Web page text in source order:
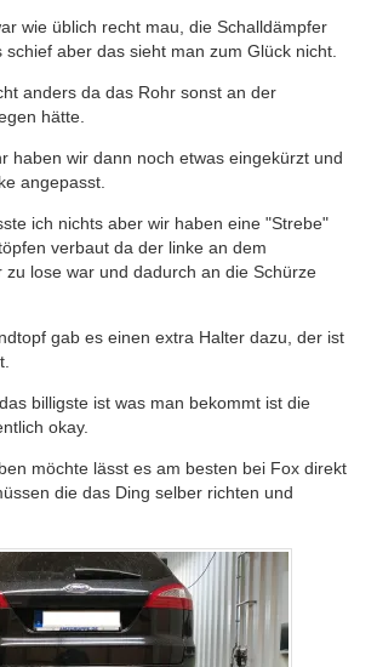
wie üblich recht mau, die Schalldämpfer
schief aber das sieht man zum Glück nicht.
anders da das Rohr sonst an der
hätte.
haben wir dann noch etwas eingekürzt und
angepasst.
ich nichts aber wir haben eine "Strebe"
verbaut da der linke an dem
zu lose war und dadurch an die Schürze
gab es einen extra Halter dazu, der ist
billigste ist was man bekommt ist die
okay.
möchte lässt es am besten bei Fox direkt
die das Ding selber richten und